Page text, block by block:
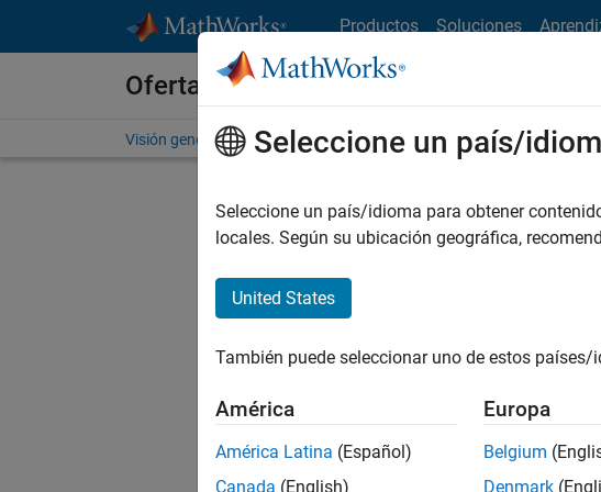
Productos Soluciones
Ofertas de empleo en MathWorks
Visión general Búsqueda de empleo Oficinas locales
FILTRADO POR
No se han traducido
Seleccione un país/
Seleccione un país/idioma para obtener
locales. Según su ubicación geográfica,
United States
También puede seleccionar uno de estos países/
América
América Latina (Español)
Canada (English)
Europa
Belgium
Denmark